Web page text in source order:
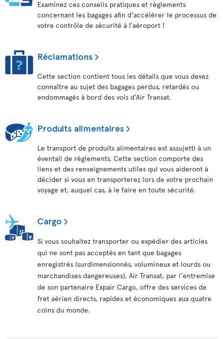
Examinez ces conseils pratiques et règlements
concernant les bagages afin d’accélérer le processus de
votre contrôle de sécurité à l’aéroport !
Réclamations
Cette section contient tous les détails que vous devez
connaître au sujet des bagages perdus, retardés ou
endommagés à bord des vols d’Air Transat.
Produits alimentaires
Le transport de produits alimentaires est assujetti à un
éventail de règlements. Cette section comporte des
liens et des renseignements utiles qui vous aideront à
décider si vous en transporterez lors de votre prochain
voyage et, auquel cas, à le faire en toute sécurité.
Cargo
Si vous souhaitez transporter ou expédier des articles
qui ne sont pas acceptés en tant que bagages
enregistrés (surdimensionnés, volumineux et lourds ou
marchandises dangereuses), Air Transat, par l'entremise
de son partenaire Expair Cargo, offre des services de
fret aérien directs, rapides et économiques aux quatre
coins du monde.